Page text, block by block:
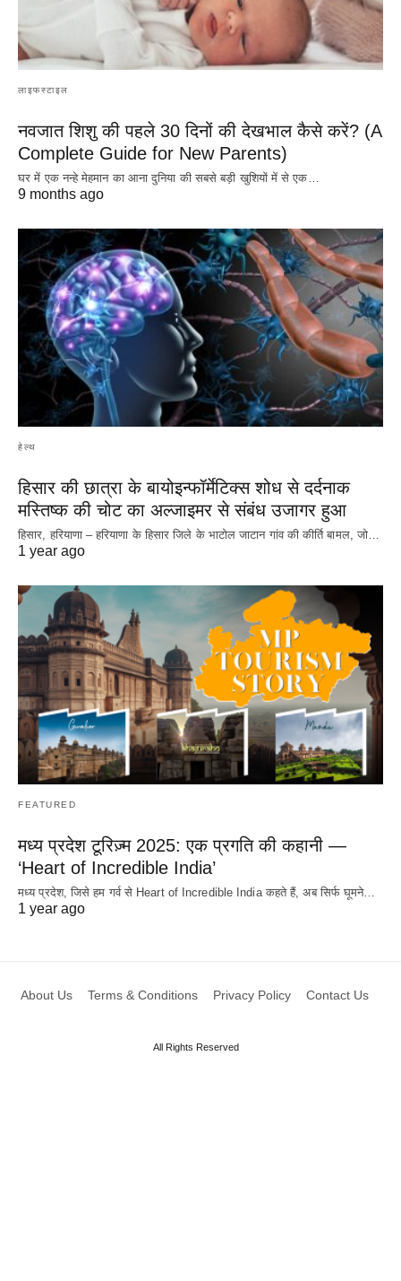
लाइफस्टाइल
नवजात शिशु की पहले 30 दिनों की देखभाल कैसे करें? (A
Complete Guide for New Parents)
घर में एक नन्हे मेहमान का आना दुनिया की सबसे बड़ी खुशियों में से एक…
9 months ago
हेल्थ
हिसार की छात्रा के बायोइन्फॉर्मेटिक्स शोध से दर्दनाक
मस्तिष्क की चोट का अल्जाइमर से संबंध उजागर हुआ
हिसार, हरियाणा – हरियाणा के हिसार जिले के भाटोल जाटान गांव की कीर्ति बामल, जो…
1 year ago
FEATURED
मध्य प्रदेश टूरिज़्म 2025: एक प्रगति की कहानी —
‘Heart of Incredible India’
मध्य प्रदेश, जिसे हम गर्व से Heart of Incredible India कहते हैं, अब सिर्फ घूमने…
1 year ago
About Us Terms & Conditions Privacy Policy Contact Us
All Rights Reserved